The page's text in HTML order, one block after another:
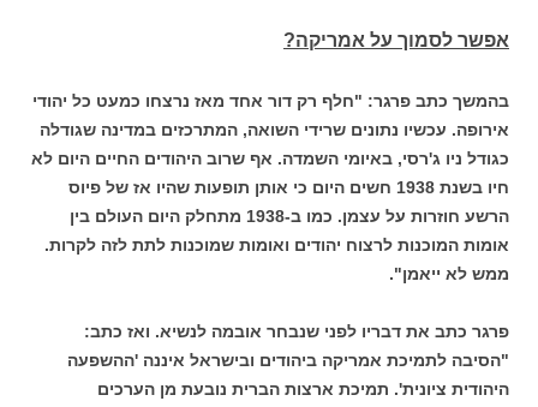
אפשר לסמוך על אמריקה?
בהמשך כתב פרגר: "חלף רק דור אחד מאז נרצחו כמעט כל יהודי
אירופה. עכשיו נתונים שרידי השואה, המתרכזים במדינה שגודלה
כגודל ניו ג'רסי, באיומי השמדה. אף שרוב היהודים החיים היום לא
חיו בשנת 1938 חשים היום כי אותן תופעות שהיו אז של פיוס
הרשע חוזרות על עצמן. כמו ב-1938 מתחלק היום העולם בין
אומות המוכנות לרצוח יהודים ואומות שמוכנות לתת לזה לקרות.
ממש לא ייאמן".
פרגר כתב את דבריו לפני שנבחר אובמה לנשיא. ואז כתב:
"הסיבה לתמיכת אמריקה ביהודים ובישראל איננה 'ההשפעה
היהודית ציונית'. תמיכת ארצות הברית נובעת מן הערכים